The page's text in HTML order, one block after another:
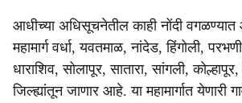
आधीच्या अधिसूचनेतील काही नोंदी
महामार्ग वर्धा, यवतमाळ, नांदेड, हिंगोली,
धाराशिव, सोलापूर, सातारा, सांगली, कोल्हापूर,
जिल्ह्यांतून जाणार आहे. या महामार्गात येणारी